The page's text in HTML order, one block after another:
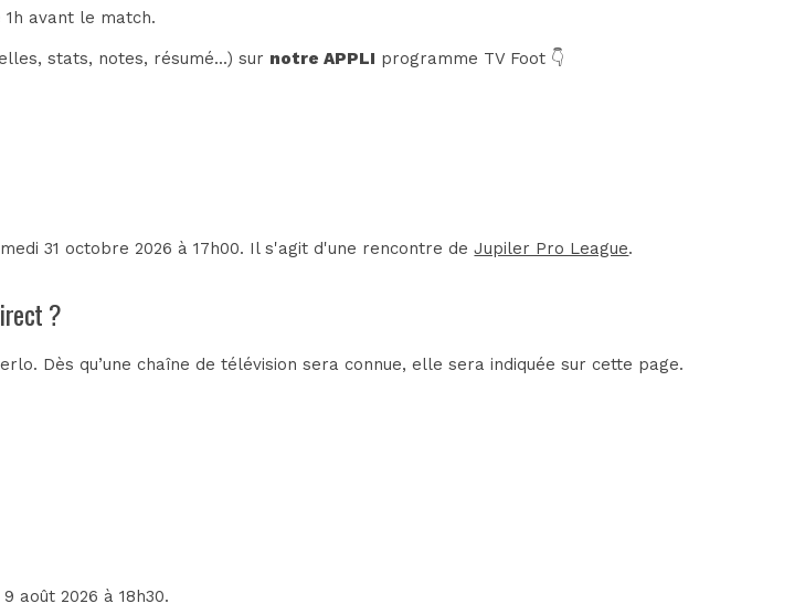
avant le match.
stats, notes, résumé...) sur notre APPLI programme TV Foot 👇
31 octobre 2026 à 17h00. Il s'agit d'une rencontre deJupiler Pro League.
?
Dès qu’une chaîne de télévision sera connue, elle sera indiquée sur cette page.
août 2026 à 18h30.